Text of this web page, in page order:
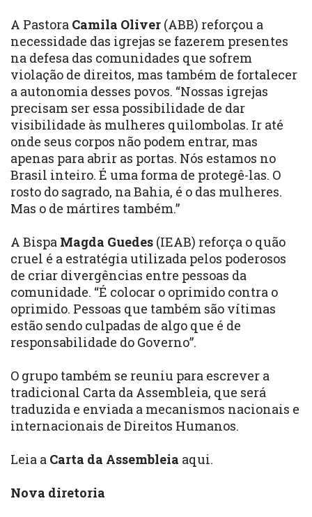
A Pastora Camila Oliver (ABB) reforçou a
necessidade das igrejas se fazerem presentes
na defesa das comunidades que sofrem
violação de direitos, mas também de fortalecer
a autonomia desses povos. “Nossas igrejas
precisam ser essa possibilidade de dar
visibilidade às mulheres quilombolas. Ir até
onde seus corpos não podem entrar, mas
apenas para abrir as portas. Nós estamos no
Brasil inteiro. É uma forma de protegê-las. O
rosto do sagrado, na Bahia, é o das mulheres.
Mas o de mártires também.”
A Bispa Magda Guedes (IEAB) reforça o quão
cruel é a estratégia utilizada pelos poderosos
de criar divergências entre pessoas da
comunidade. “É colocar o oprimido contra o
oprimido. Pessoas que também são vítimas
estão sendo culpadas de algo que é de
responsabilidade do Governo”.
O grupo também se reuniu para escrever a
tradicional Carta da Assembleia, que será
traduzida e enviada a mecanismos nacionais e
internacionais de Direitos Humanos.
Leia a Carta da Assembleia aqui.
Nova diretoria